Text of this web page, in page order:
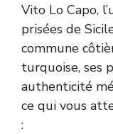
Vito Lo Capo,
prisées de
commune
turquoise, ses
authenticité
ce qui vous
: